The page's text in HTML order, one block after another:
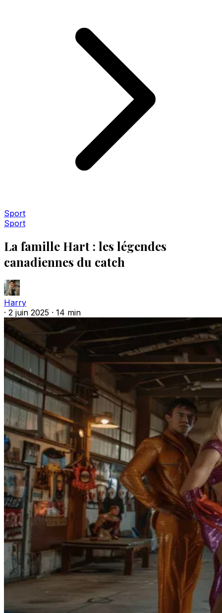
Sport
Sport
La famille Hart : les légendes
canadiennes du catch
Harry
· 2 juin 2025 · 14 min